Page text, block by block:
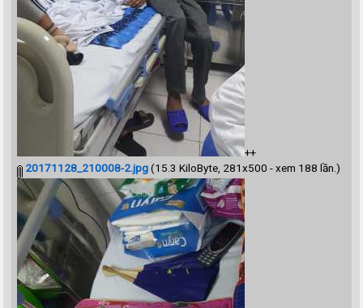
++
20171128_210008-2.jpg(15.3 KiloByte, 281x500 - xem 188 lần.)